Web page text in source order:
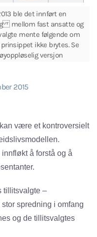
ble det innført en
mellom fast ansatte og
mente følgende om
ikke brytes. Se
versjon
2015
være et kontroversielt
å forstå og å
tillitsvalgte –
spredning i omfang
og de tillitsvalgtes